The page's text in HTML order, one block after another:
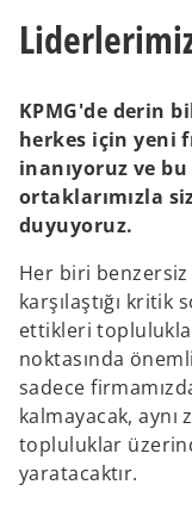
KPMG'de derin
herkes için yeni
inanıyoruz ve
ortaklarımızla
duyuyoruz.
Her biri benzersiz
karşılaştığı kritik
ettikleri
noktasında
sadece
kalmayacak,
topluluklar
yaratacaktır.